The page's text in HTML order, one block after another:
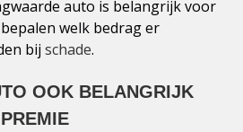
auto is belangrijk voor
welk bedrag er
bij schade.
OOK BELANGRIJK